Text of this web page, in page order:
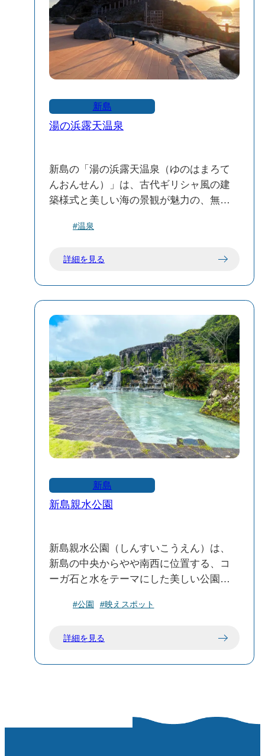
が広がり、リラックスした時間を過ごす
ことができます。
羽伏浦海岸は、新島の自然美と海の魅力
を存分に楽しめるスポットです。訪れる
に、安全で楽しい時間をお過ごしくださ
い。
新島
湯の浜露天温泉
新島の「湯の浜露天温泉（ゆのはまろて
んおんせん）」は、古代ギリシャ風の建
築様式と美しい海の景観が魅力の、無料
す。新島港から徒歩約10分の距離にあ
ます。
用し、古代ギリシャ風の建築が特徴で
す。
浴槽の種類：大小6つの湯壺があり、熱湯
からぬる湯、足湯までさまざまな温度の
湯を楽しめます。
混浴：水着着用が必須で、家族やカップ
ルでの利用が可能です。
営業時間：年中無休で24時間開放されて
います。ただし、清掃作業などで一時的
に利用できない場合があります。
料金：入浴は無料ですが、温水シャワー
は有料（100円/5分）です。
設備：男女別の更衣室、コインロッカ
🌅 ロケーションと景観
温泉は新島の西側に位置し、海を望む絶
好のロケーションにあります。夕方には
満天の星空を楽しむことができます。ま
空が一体となった絶景を堪能できます。
水着の持参：水着の着用が必須です。島
#温泉
詳細を見る
新島
新島親水公園
新島親水公園（しんすいこうえん）は、
新島の中央からやや南西に位置する、コ
ーガ石と水をテーマにした美しい公園で
ハウスも併設されており、観光や散策の
親しまれています。
特徴で、その手前には岩山から水が流れ
#公園 #映えスポット
詳細を見る